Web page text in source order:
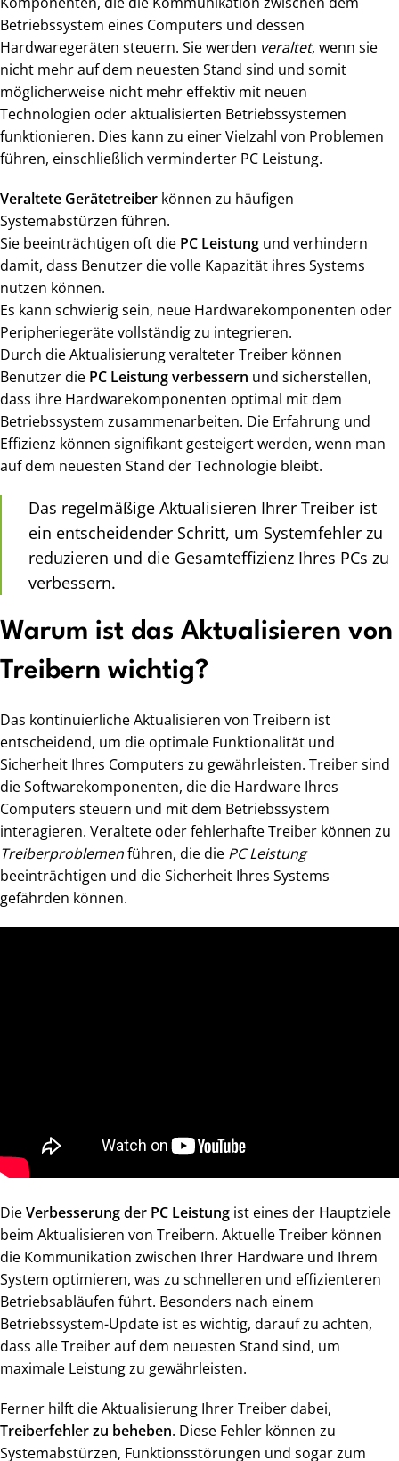
Betriebssystem eines Computers und dessen
Hardwaregeräten steuern. Sie werden veraltet, wenn sie
nicht mehr auf dem neuesten Stand sind und somit
möglicherweise nicht mehr effektiv mit neuen
Technologien oder aktualisierten Betriebssystemen
funktionieren. Dies kann zu einer Vielzahl von Problemen
führen, einschließlich verminderter PC Leistung.
Veraltete Gerätetreiber können zu häufigen
Systemabstürzen führen.
Sie beeinträchtigen oft die PC Leistung und verhindern
damit, dass Benutzer die volle Kapazität ihres Systems
nutzen können.
Es kann schwierig sein, neue Hardwarekomponenten oder
Peripheriegeräte vollständig zu integrieren.
Durch die Aktualisierung veralteter Treiber können
Benutzer die PC Leistung verbessern und sicherstellen,
dass ihre Hardwarekomponenten optimal mit dem
Betriebssystem zusammenarbeiten. Die Erfahrung und
Effizienz können signifikant gesteigert werden, wenn man
auf dem neuesten Stand der Technologie bleibt.
Das regelmäßige Aktualisieren Ihrer Treiber ist
ein entscheidender Schritt, um Systemfehler zu
reduzieren und die Gesamteffizienz Ihres PCs zu
verbessern.
Warum ist das Aktualisieren von
Treibern wichtig?
Das kontinuierliche Aktualisieren von Treibern ist
entscheidend, um die optimale Funktionalität und
Sicherheit Ihres Computers zu gewährleisten. Treiber sind
die Softwarekomponenten, die die Hardware Ihres
Computers steuern und mit dem Betriebssystem
interagieren. Veraltete oder fehlerhafte Treiber können zu
Treiberproblemenführen, die die PC Leistung
beeinträchtigen und die Sicherheit Ihres Systems
gefährden können.
DieVerbesserung der PC Leistung ist eines der Hauptziele
beim Aktualisieren von Treibern. Aktuelle Treiber können
die Kommunikation zwischen Ihrer Hardware und Ihrem
System optimieren, was zu schnelleren und effizienteren
Betriebsabläufen führt. Besonders nach einem
Betriebssystem-Update ist es wichtig, darauf zu achten,
dass alle Treiber auf dem neuesten Stand sind, um
maximale Leistung zu gewährleisten.
Ferner hilft die Aktualisierung Ihrer Treiber dabei,
Treiberfehler zu beheben. Diese Fehler können zu
Systemabstürzen, Funktionsstörungen und sogar zum